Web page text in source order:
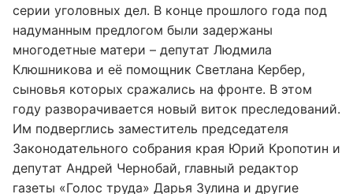
серии уголовных дел. В конце прошлого года под
надуманным предлогом были задержаны
многодетные матери – депутат Людмила
Клюшникова и её помощник Светлана Кербер,
сыновья которых сражались на фронте. В этом
году разворачивается новый виток преследований.
Им подверглись заместитель председателя
Законодательного собрания края Юрий Кропотин и
депутат Андрей Чернобай, главный редактор
газеты «Голос труда» Дарья Зулина и другие